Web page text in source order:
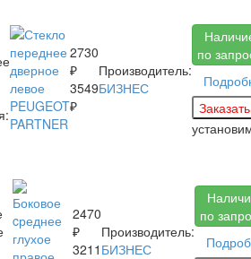
2730
₽
3549
₽
Производитель:
БИЗНЕС
по
2470
₽
3211
Производитель:
БИЗНЕС
по